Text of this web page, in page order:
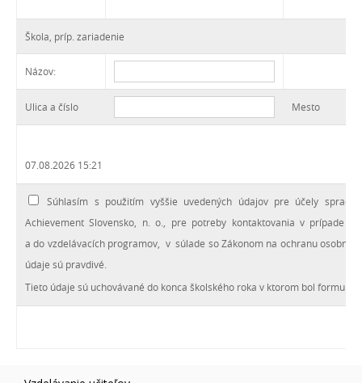
Škola, príp. zariadenie
Názov:
Ulica a číslo Mesto
07.08.2026 15:21
Súhlasím s použitím vyššie uvedených údajov pre účely
Achievement Slovensko, n. o., pre potreby kontaktovania v prípade
a do vzdelávacích programov, v súlade so Zákonom na ochranu
údaje sú pravdivé.
Tieto údaje sú uchovávané do konca školského roka v ktorom bol formulár